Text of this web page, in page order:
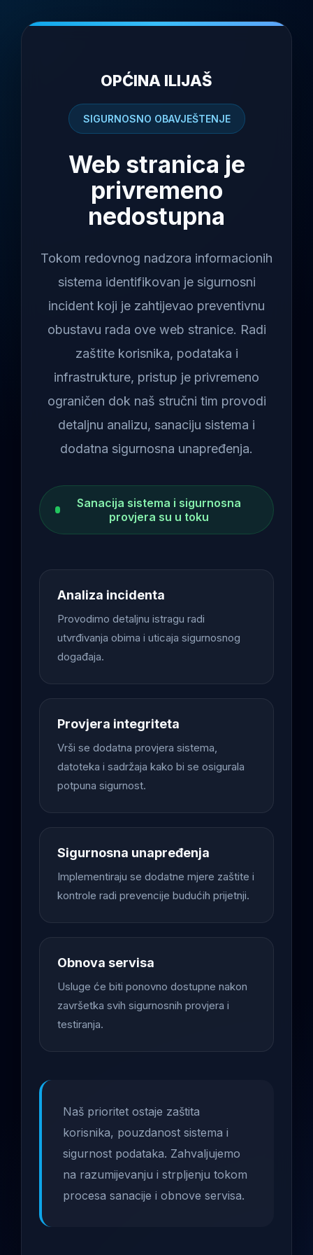
OPĆINA ILIJAŠ
SIGURNOSNO OBAVJEŠTENJE
Web stranica je
privremeno
nedostupna
Tokom redovnog nadzora informacionih
sistema identifikovan je sigurnosni
incident koji je zahtijevao preventivnu
obustavu rada ove web stranice. Radi
zaštite korisnika, podataka i
infrastrukture, pristup je privremeno
ograničen dok naš stručni tim provodi
detaljnu analizu, sanaciju sistema i
dodatna sigurnosna unapređenja.
Sanacija sistema i sigurnosna
provjera su u toku
Analiza incidenta
Provodimo detaljnu istragu radi
utvrđivanja obima i uticaja sigurnosnog
događaja.
Provjera integriteta
Vrši se dodatna provjera sistema,
datoteka i sadržaja kako bi se osigurala
potpuna sigurnost.
Sigurnosna unapređenja
Implementiraju se dodatne mjere zaštite i
kontrole radi prevencije budućih prijetnji.
Obnova servisa
Usluge će biti ponovno dostupne nakon
završetka svih sigurnosnih provjera i
testiranja.
Naš prioritet ostaje zaštita
korisnika, pouzdanost sistema i
sigurnost podataka. Zahvaljujemo
na razumijevanju i strpljenju tokom
procesa sanacije i obnove servisa.